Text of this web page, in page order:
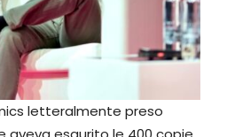
letteralmente preso